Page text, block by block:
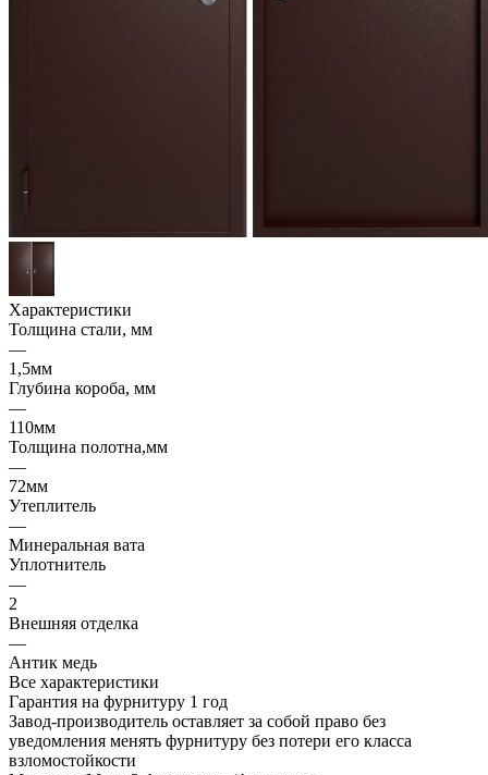
Характеристики
Толщина стали, мм
—
1,5мм
Глубина короба, мм
—
110мм
Толщина полотна,мм
—
72мм
Утеплитель
—
Минеральная вата
Уплотнитель
—
2
Внешняя отделка
—
Антик медь
Все характеристики
Гарантия на фурнитуру 1 год
Завод-производитель оставляет за собой право без
уведомления менять фурнитуру без потери его класса
взломостойкости